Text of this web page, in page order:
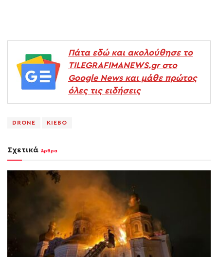
Πάτα εδώ και ακολούθησε το
TILEGRAFIMANEWS.gr στο
Google News και μάθε πρώτος
όλες τις ειδήσεις
DRONE ΚΙΕΒΟ
Σχετικά Άρθρα